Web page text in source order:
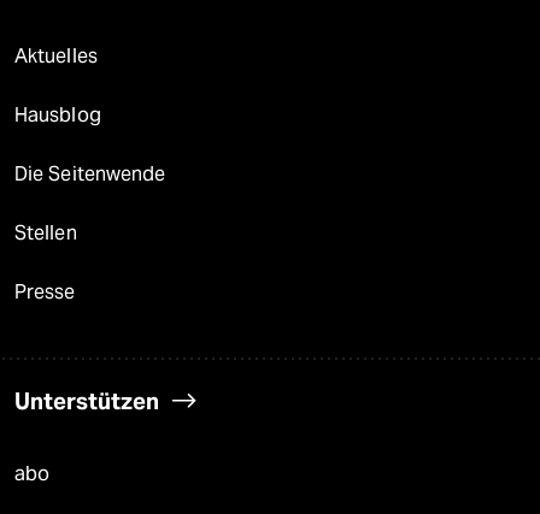
Aktuelles
Hausblog
Die Seitenwende
Stellen
Presse
Unterstützen
abo